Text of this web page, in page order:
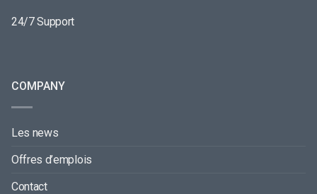
24/7 Support
COMPANY
Les news
Offres d’emplois
Contact